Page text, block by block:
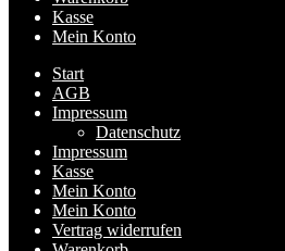
Kasse
Mein Konto
Start
AGB
Impressum
Datenschutz
Impressum
Kasse
Mein Konto
Mein Konto
Vertrag widerrufen